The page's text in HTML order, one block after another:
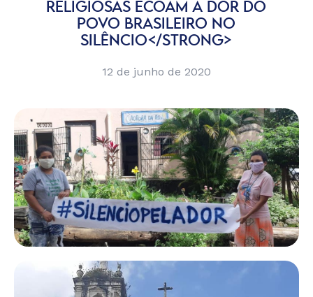
RELIGIOSAS ECOAM A DOR DO
POVO BRASILEIRO NO
SILÊNCIO</STRONG>
12 de junho de 2020